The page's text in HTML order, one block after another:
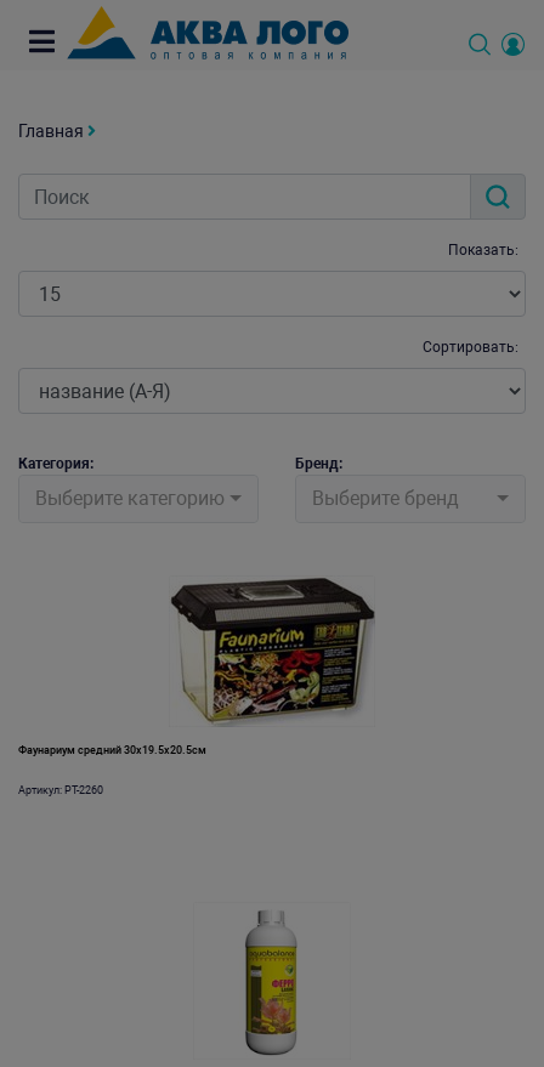
Главная
Показать:
Сортировать:
Категория:
Выберите категорию
Бренд:
Выберите бренд
Фаунариум средний 30х19.5х20.5см
Артикул: PT-2260